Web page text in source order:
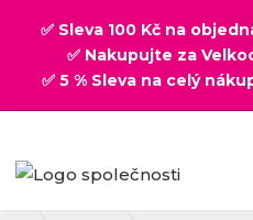
✅ Sleva 100 Kč na
✅ Nakupujte za
✅ 5 % Sleva na celý